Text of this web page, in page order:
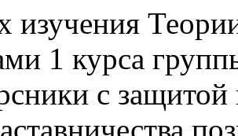
изучения
1 курса
с